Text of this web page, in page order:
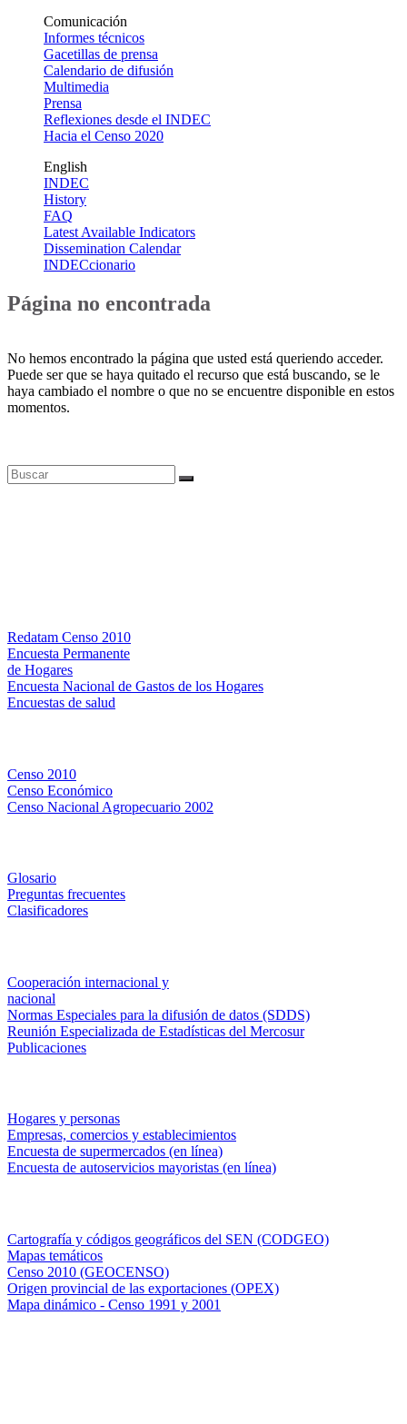
Comunicación
Informes técnicos
Gacetillas de prensa
Calendario de difusión
Multimedia
Prensa
Reflexiones desde el INDEC
Hacia el Censo 2020
English
INDEC
History
FAQ
Latest Available Indicators
Dissemination Calendar
INDECcionario
Página no encontrada
No hemos encontrado la página que usted está queriendo acceder.
Puede ser que se haya quitado el recurso que está buscando, se le
haya cambiado el nombre o que no se encuentre disponible en estos
momentos.
Redatam Censo 2010
Encuesta Permanente
de Hogares
Encuesta Nacional de Gastos de los Hogares
Encuestas de salud
Censo 2010
Censo Económico
Censo Nacional Agropecuario 2002
Glosario
Preguntas frecuentes
Clasificadores
Cooperación internacional y
nacional
Normas Especiales para la difusión de datos (SDDS)
Reunión Especializada de Estadísticas del Mercosur
Publicaciones
Hogares y personas
Empresas, comercios y establecimientos
Encuesta de supermercados (en línea)
Encuesta de autoservicios mayoristas (en línea)
Cartografía y códigos geográficos del SEN (CODGEO)
Mapas temáticos
Censo 2010 (GEOCENSO)
Origen provincial de las exportaciones (OPEX)
Mapa dinámico - Censo 1991 y 2001